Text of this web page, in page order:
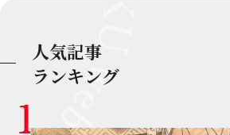
人気記事
ランキング